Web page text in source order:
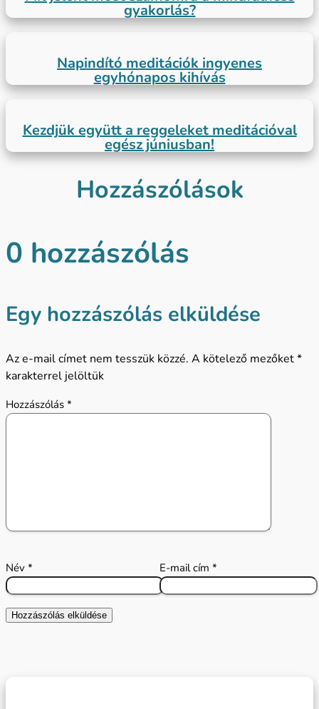
gyakorlás?
Napindító meditációk ingyenes
egyhónapos kihívás
Kezdjük együtt a reggeleket meditációval
egész júniusban!
Hozzászólások
0 hozzászólás
Egy hozzászólás elküldése
Az e-mail címet nem tesszük közzé. A kötelező mezőket*
karakterrel jelöltük
Hozzászólás *
Név * E-mail cím *
Hozzászólás elküldése